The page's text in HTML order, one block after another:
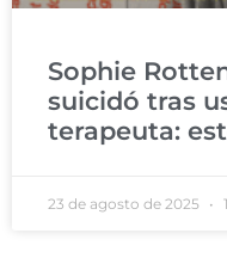
Sophie
suicidó tras
terapeuta:
23 de agosto de 2025